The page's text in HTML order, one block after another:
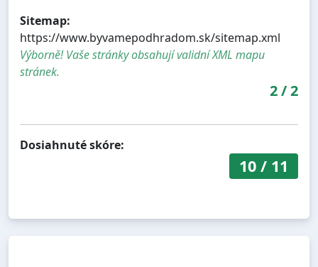
Sitemap:
https://www.byvamepodhradom.sk/sitemap.xml
Výborně! Vaše stránky obsahují validní XML mapu
stránek.
2/2
Dosiahnuté skóre:
10/ 11